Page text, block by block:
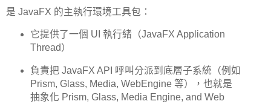
是 JavaFX 的主執行環境工具包：
它提供了一個 UI 執行緒（JavaFX Application
Thread）
負責把 JavaFX API 呼叫分派到底層子系統（例如
Prism, Glass, Media, WebEngine 等），也就是
抽象化 Prism, Glass, Media Engine, and Web